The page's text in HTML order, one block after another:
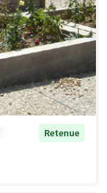
Retenue